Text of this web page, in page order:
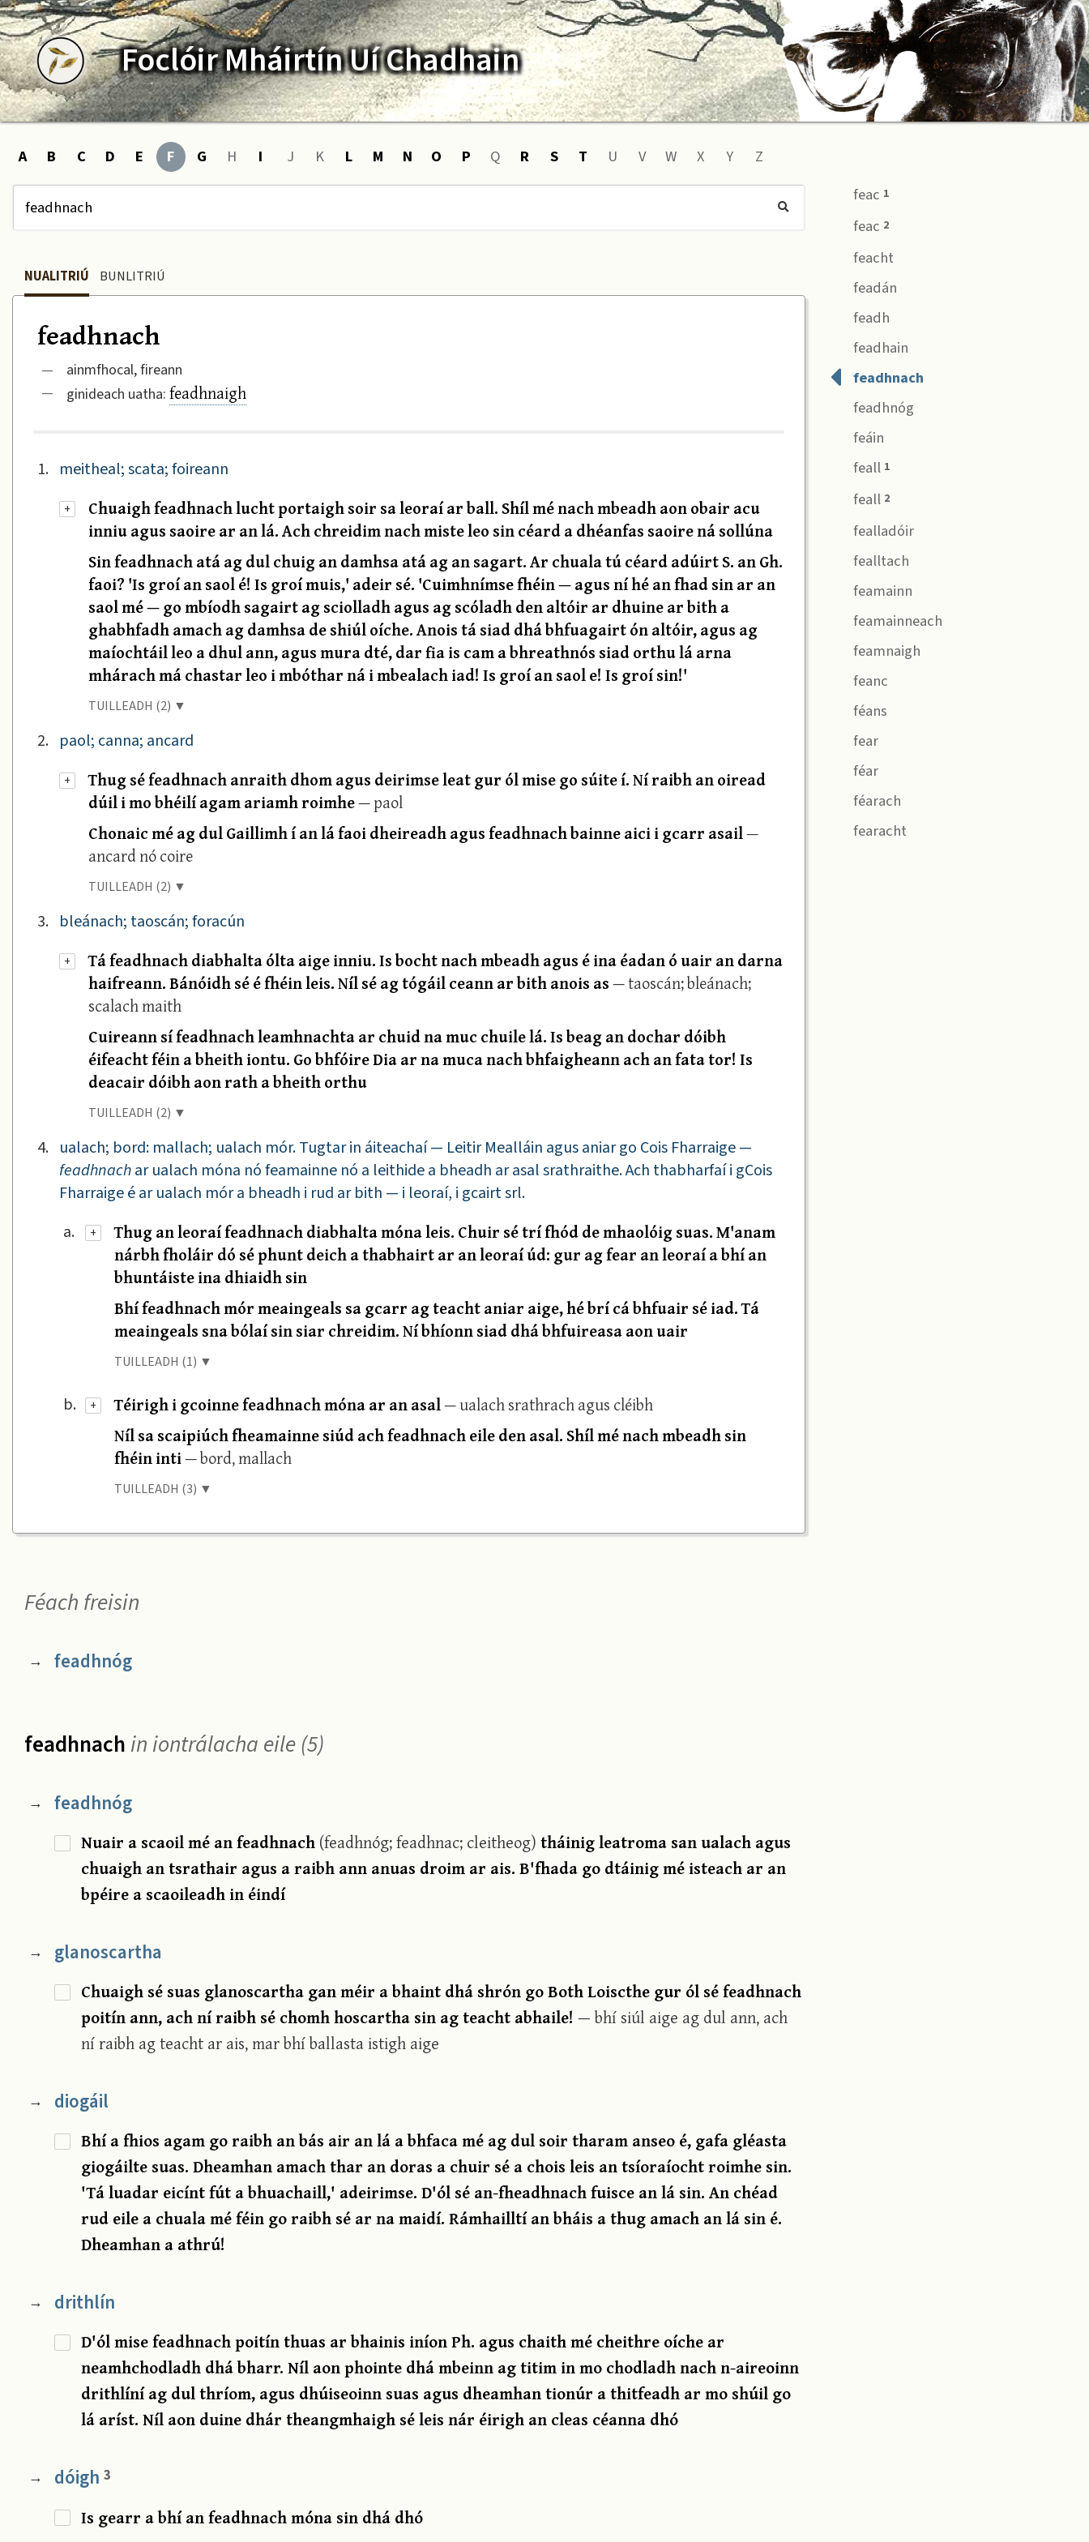
FoclóirMháirtínUí Chadhain
A B C D E F G H I J K L M N O P Q R S T U V W X Y Z
NUALITRIÚ BUNLITRIÚ
feadhnach
—
ainmfhocal, fireann
—
ginideach uatha: feadhnaigh
1. meitheal; scata; foireann
+
Chuaigh feadhnach lucht portaigh soir sa leoraí ar ball. Shíl mé nach mbeadh aon obair acu
inniu agus saoire ar an lá. Ach chreidim nach miste leo sin céard a dhéanfas saoire ná sollúna
Sin feadhnach atá ag dul chuig an damhsa atá ag an sagart. Ar chuala tú céard adúirt S. an Gh.
faoi? 'Is groí an saol é! Is groí muis,' adeir sé. 'Cuimhnímse fhéin — agus ní hé an fhad sin ar an
saol mé — go mbíodh sagairt ag sciolladh agus ag scóladh den altóir ar dhuine ar bith a
ghabhfadh amach ag damhsa de shiúl oíche. Anois tá siad dhá bhfuagairt ón altóir, agus ag
maíochtáil leo a dhul ann, agus mura dté, dar fia is cam a bhreathnós siad orthu lá arna
mhárach má chastar leo i mbóthar ná i mbealach iad! Is groí an saol e! Is groí sin!'
TUILLEADH (2) ▼
2. paol; canna; ancard
+
Thug sé feadhnach anraith dhom agus deirimse leat gur ól mise go súite í. Ní raibh an oiread
dúil i mo bhéilí agam ariamh roimhe— paol
Chonaic mé ag dul Gaillimh í an lá faoi dheireadh agus feadhnach bainne aici i gcarr asail—
ancard nó coire
TUILLEADH (2) ▼
3. bleánach; taoscán; foracún
+
Tá feadhnach diabhalta ólta aige inniu. Is bocht nach mbeadh agus é ina éadan ó uair an darna
haifreann. Bánóidh sé é fhéin leis. Níl sé ag tógáil ceann ar bith anois as— taoscán; bleánach;
scalach maith
Cuireann sí feadhnach leamhnachta ar chuid na muc chuile lá. Is beag an dochar dóibh
éifeacht féin a bheith iontu. Go bhfóire Dia ar na muca nach bhfaigheann ach an fata tor! Is
deacair dóibh aon rath a bheith orthu
TUILLEADH (2) ▼
4. ualach; bord: mallach; ualach mór. Tugtar in áiteachaí — Leitir Mealláin agus aniar go Cois Fharraige —
feadhnachar ualach móna nó feamainne nó a leithide a bheadh ar asal srathraithe. Ach thabharfaí i gCois
Fharraige é ar ualach mór a bheadh i rud ar bith — i leoraí, i gcairt srl.
a.
+
Thug an leoraí feadhnach diabhalta móna leis. Chuir sé trí fhód de mhaolóig suas. M'anam
nárbh fholáir dó sé phunt deich a thabhairt ar an leoraí úd: gur ag fear an leoraí a bhí an
bhuntáiste ina dhiaidh sin
Bhí feadhnach mór meaingeals sa gcarr ag teacht aniar aige, hé brí cá bhfuair sé iad. Tá
meaingeals sna bólaí sin siar chreidim. Ní bhíonn siad dhá bhfuireasa aon uair
TUILLEADH (1) ▼
b. + Téirigh i gcoinne feadhnach móna ar an asal— ualach srathrach agus cléibh
Níl sa scaipiúch fheamainne siúd ach feadhnach eile den asal. Shíl mé nach mbeadh sin
fhéin inti— bord, mallach
TUILLEADH (3) ▼
Féach freisin
→ feadhnóg
feadhnach in iontrálacha eile (5)
→ feadhnóg
Nuair a scaoil mé an feadhnach(feadhnóg; feadhnac; cleitheog)tháinig leatroma san ualach agus
chuaigh an tsrathair agus a raibh ann anuas droim ar ais. B'fhada go dtáinig mé isteach ar an
bpéire a scaoileadh in éindí
→ glanoscartha
Chuaigh sé suas glanoscartha gan méir a bhaint dhá shrón go Both Loiscthe gur ól sé feadhnach
poitín ann, ach ní raibh sé chomh hoscartha sin ag teacht abhaile!— bhí siúl aige ag dul ann, ach
ní raibh ag teacht ar ais, mar bhí ballasta istigh aige
→ diogáil
Bhí a fhios agam go raibh an bás air an lá a bhfaca mé ag dul soir tharam anseo é, gafa gléasta
giogáilte suas. Dheamhan amach thar an doras a chuir sé a chois leis an tsíoraíocht roimhe sin.
'Tá luadar eicínt fút a bhuachaill,' adeirimse. D'ól sé an-fheadhnach fuisce an lá sin. An chéad
rud eile a chuala mé féin go raibh sé ar na maidí. Rámhailltí an bháis a thug amach an lá sin é.
Dheamhan a athrú!
→ drithlín
D'ól mise feadhnach poitín thuas ar bhainis iníon Ph. agus chaith mé cheithre oíche ar
neamhchodladh dhá bharr. Níl aon phointe dhá mbeinn ag titim in mo chodladh nach n-aireoinn
drithlíní ag dul thríom, agus dhúiseoinn suas agus dheamhan tionúr a thitfeadh ar mo shúil go
lá aríst. Níl aon duine dhár theangmhaigh sé leis nár éirigh an cleas céanna dhó
→ dóigh 3
Is gearr a bhí an feadhnach móna sin dhá dhó
feac 1
feac 2
feacht
feadán
feadh
feadhain
feadhnach
feadhnóg
feáin
feall 1
feall 2
fealladóir
fealltach
feamainn
feamainneach
feamnaigh
feanc
féans
fear
féar
féarach
fearacht